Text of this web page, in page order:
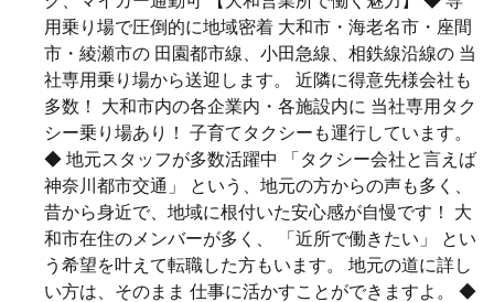
用乗り場で圧倒的に地域密着 大和市・海老名市・座間
市・綾瀬市の 田園都市線、小田急線、相鉄線沿線の 当
社専用乗り場から送迎します。 近隣に得意先様会社も
多数！ 大和市内の各企業内・各施設内に 当社専用タク
シー乗り場あり！ 子育てタクシーも運行しています。
◆ 地元スタッフが多数活躍中 「タクシー会社と言えば
神奈川都市交通」 という、地元の方からの声も多く、
昔から身近で、地域に根付いた安心感が自慢です！ 大
和市在住のメンバーが多く、 「近所で働きたい」 とい
う希望を叶えて転職した方もいます。 地元の道に詳し
い方は、そのまま 仕事に活かすことができますよ。 ◆